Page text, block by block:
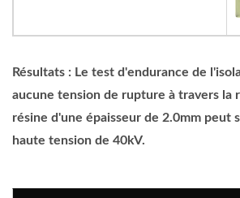
Résultats : Le test d'endurance de
aucune tension de rupture à travers la
résine d'une épaisseur de 2.0mm peut
haute tension de 40kV.